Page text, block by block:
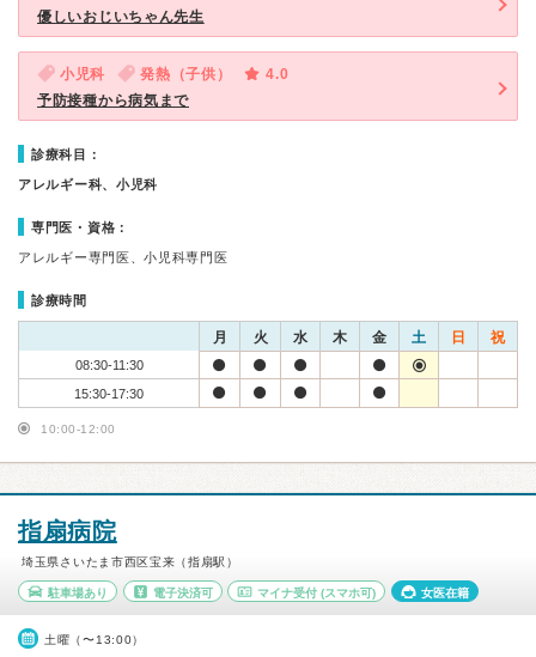
優しいおじいちゃん先生
小児科 発熱（子供）
4.0
予防接種から病気まで
診療科目：
アレルギー科、小児科
専門医・資格：
アレルギー専門医、小児科専門医
診療時間
月 火 水 木 金 土 日 祝
08:30-11:30
15:30-17:30
10:00-12:00
指扇病院
埼玉県さいたま市西区宝来（指扇駅）
駐車場あり 電子決済可 マイナ受付 (スマホ可) 女医在籍
土曜（〜13:00）